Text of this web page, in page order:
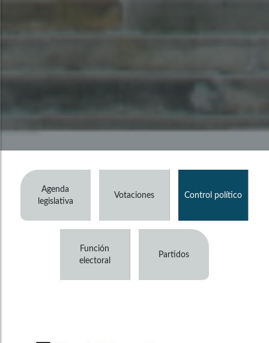
Agenda
legislativa
Votaciones Control político
Función
electoral
Partidos